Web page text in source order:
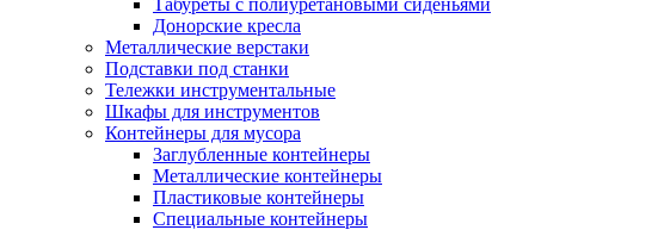
Табуреты с полиуретановыми сиденьями
Донорские кресла
Металлические верстаки
Подставки под станки
Тележки инструментальные
Шкафы для инструментов
Контейнеры для мусора
Заглубленные контейнеры
Металлические контейнеры
Пластиковые контейнеры
Специальные контейнеры